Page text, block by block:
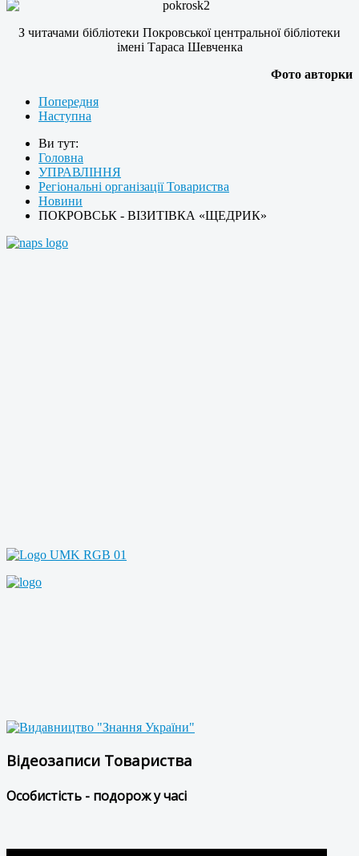
З читачами бібліотеки Покровської центральної бібліотеки
імені Тараса Шевченка
Фото авторки
Попередня
Наступна
Ви тут:
Головна
УПРАВЛІННЯ
Регіональні організації Товариства
Новини
ПОКРОВСЬК - ВІЗИТІВКА «ЩЕДРИК»
Відеозаписи Товариства
Особистість - подорож у часі